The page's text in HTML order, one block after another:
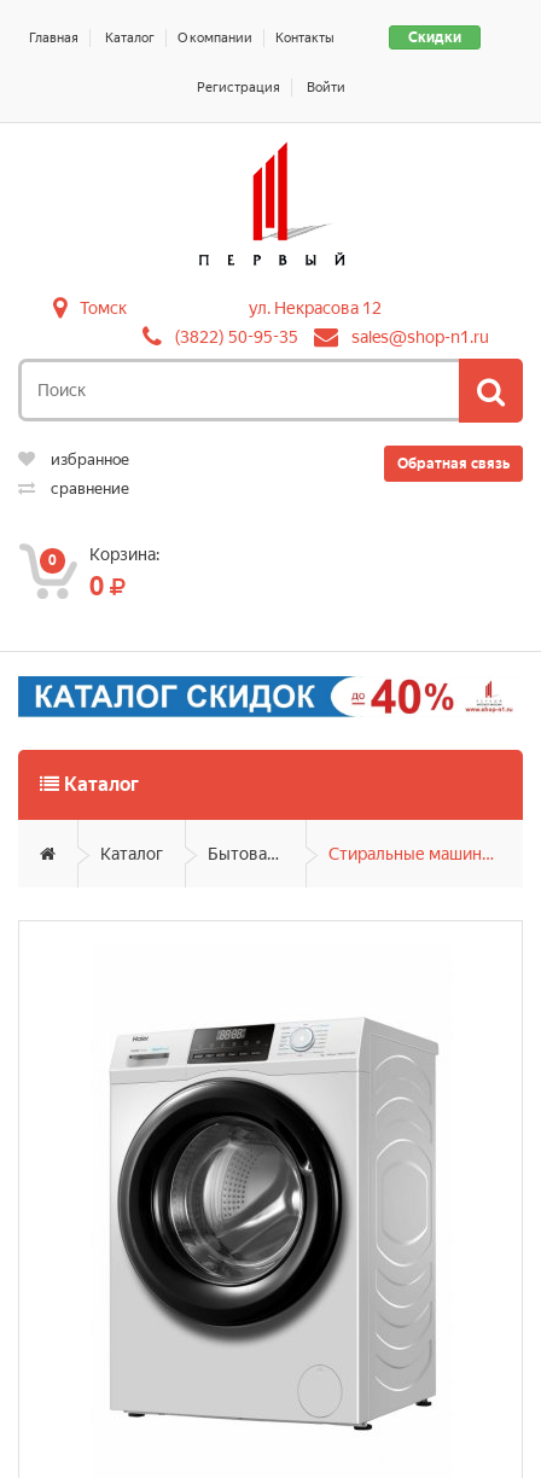
Скидки
Главная Каталог О компании Контакты
Регистрация Войти
Томск
ул. Некрасова 12
(3822) 50-95-35
sales@shop-n1.ru
Обратная связь
избранное
сравнение
0 Корзина:
0
Каталог
Каталог Бытовая техника Стиральные машины фронтальные